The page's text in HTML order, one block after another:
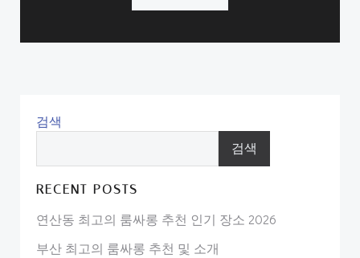
검색
검색
RECENT POSTS
연산동 최고의 룸싸롱 추천 인기 장소 2026
부산 최고의 룸싸롱 추천 및 소개